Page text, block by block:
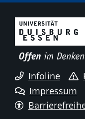
Infoline
Impressum